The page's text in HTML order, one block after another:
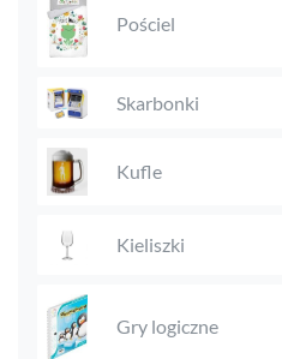
Pościel
Skarbonki
Kufle
Kieliszki
Gry logiczne